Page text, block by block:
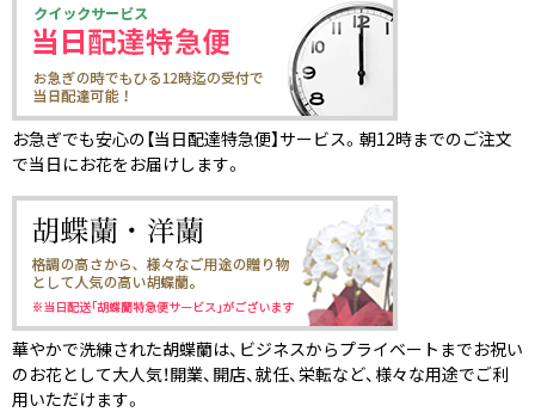
お急ぎでも安心の【当日配達特急便】サービス。朝12時までのご注文
で当日にお花をお届けします。
華やかで洗練された胡蝶蘭は、ビジネスからプライベートまでお祝い
のお花として大人気！開業、開店、就任、栄転など、様々な用途でご利
用いただけます。